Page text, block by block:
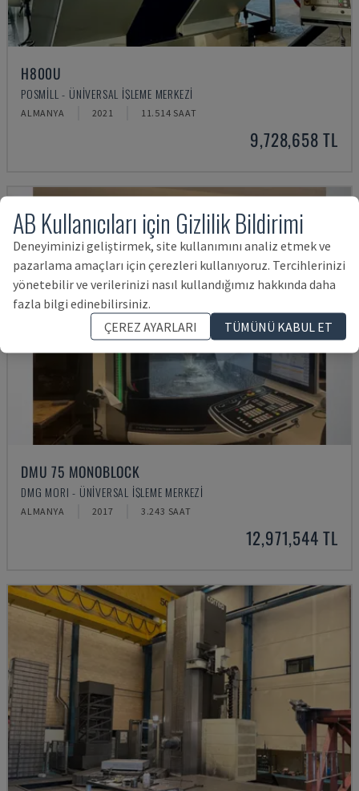
H800U
POSMILL - ÜNIVERSAL İŞLEME MERKEZI
ALMANYA 2021 11.514 SAAT
9,728,658 TL
DMU 75 MONOBLOCK
DMG MORI - ÜNIVERSAL İŞLEME MERKEZI
ALMANYA 2017 3.243 SAAT
12,971,544 TL
AB Kullanıcıları için Gizlilik Bildirimi
Deneyiminizi geliştirmek, site kullanımını analiz etmek ve
pazarlama amaçları için çerezleri kullanıyoruz. Tercihlerinizi
yönetebilir ve verilerinizi nasıl kullandığımız hakkında daha
fazla bilgi edinebilirsiniz.
ÇEREZ AYARLARI
TÜMÜNÜ KABUL ET